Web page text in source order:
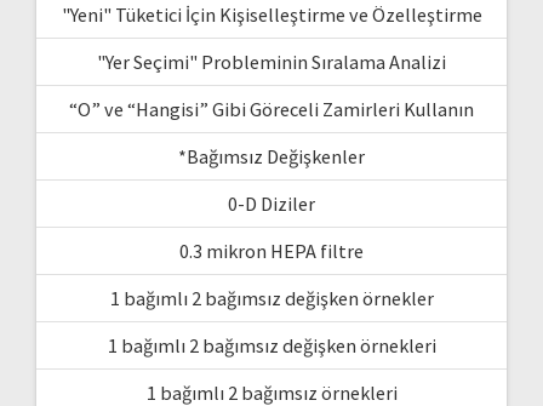
"Yeni" Tüketici İçin Kişiselleştirme ve Özelleştirme
"Yer Seçimi" Probleminin Sıralama Analizi
“O” ve “Hangisi” Gibi Göreceli Zamirleri Kullanın
*Bağımsız Değişkenler
0-D Diziler
0.3 mikron HEPA filtre
1 bağımlı 2 bağımsız değişken örnekler
1 bağımlı 2 bağımsız değişken örnekleri
1 bağımlı 2 bağımsız örnekleri